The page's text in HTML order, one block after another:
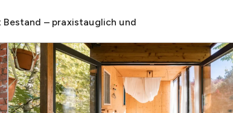
Bestand – praxistauglich und